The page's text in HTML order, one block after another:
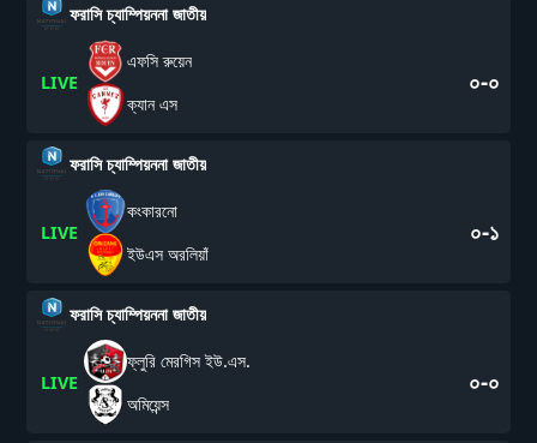
ফরাসি চ্যাম্পিয়ননা জাতীয়
LIVE
এফসি রুয়েন
ক্যান এস
০-০
ফরাসি চ্যাম্পিয়ননা জাতীয়
LIVE
কংকারনো
ইউএস অরলিয়াঁ
০-১
ফরাসি চ্যাম্পিয়ননা জাতীয়
LIVE
ফ্লুরি মেরগিস ইউ.এস.
অমিয়েন্স
০-০